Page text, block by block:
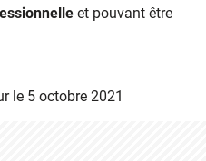
et pouvant être
le 5 octobre 2021